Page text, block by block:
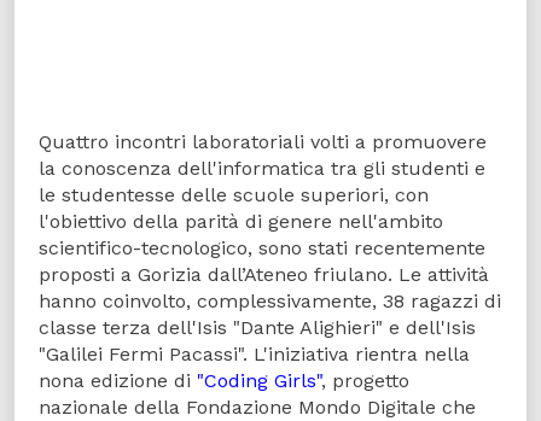
Quattro incontri laboratoriali volti a promuovere
la conoscenza dell'informatica tra gli studenti e
le studentesse delle scuole superiori, con
l'obiettivo della parità di genere nell'ambito
scientifico-tecnologico, sono stati recentemente
proposti a Gorizia dall’Ateneo friulano. Le attività
hanno coinvolto, complessivamente, 38 ragazzi di
classe terza dell'Isis "Dante Alighieri" e dell'Isis
"Galilei Fermi Pacassi". L'iniziativa rientra nella
nona edizione di "Coding Girls", progetto
nazionale della Fondazione Mondo Digitale che